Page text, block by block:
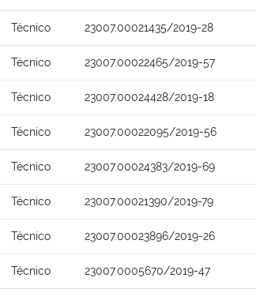
Técnico 23007.00021435/2019-28
Técnico 23007.00022465/2019-57
Técnico 23007.00024428/2019-18
Técnico 23007.00022095/2019-56
Técnico 23007.00024383/2019-69
Técnico 23007.00021390/2019-79
Técnico 23007.00023896/2019-26
Técnico 23007.0005670/2019-47